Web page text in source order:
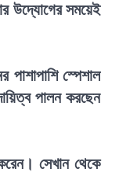
উদ্যোগের সময়েই
পাশাপাশি স্পেশাল
পালন করছেন
সেখান থেকে